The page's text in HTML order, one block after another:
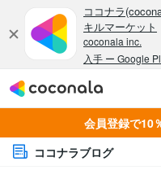
会員登録で10
ココナラブログ